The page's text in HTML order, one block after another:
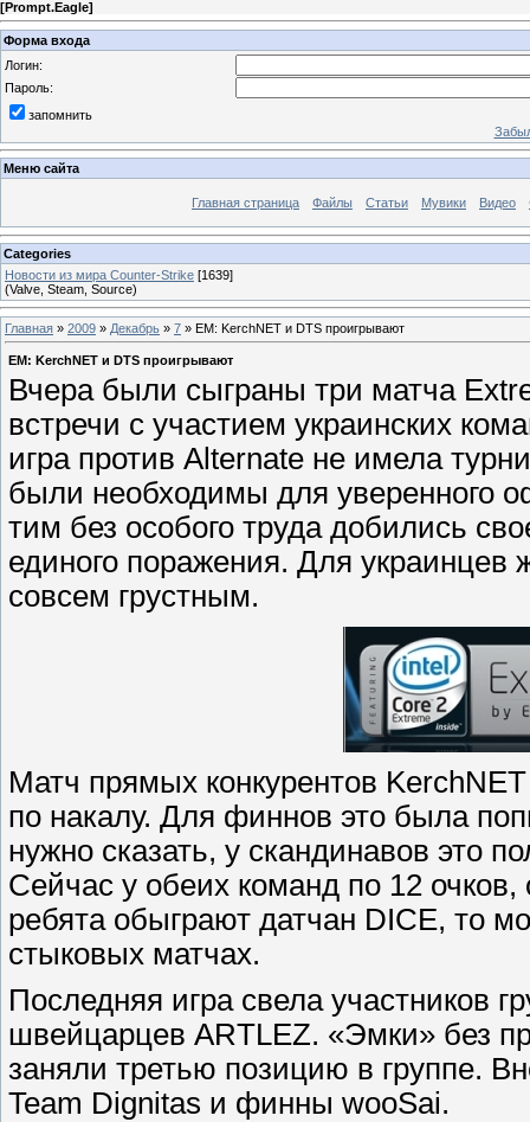
[Prompt.Eagle]
Форма входа
Логин:
Пароль:
запомнить
Меню сайта
Главная страница Файлы Статьи Мувики Видео
Categories
Новости из мира Counter-Strike [1639]
(Valve, Steam, Source)
Главная » 2009 » Декабрь » 7 » EM: KerchNET и DTS проигрывают
EM: KerchNET и DTS проигрывают
Вчера были сыграны три матча
встречи с участием украинских
игра против Alternate не имела
были необходимы для уверенного
тим без особого труда добились
единого поражения. Для украинцев
совсем грустным.
Матч прямых конкурентов
по накалу. Для финнов это была
нужно сказать, у скандинавов это
Сейчас у обеих команд по 12 очков,
ребята обыграют датчан DICE, то
стыковых матчах.
Последняя игра свела участников
швейцарцев ARTLEZ. «Эмки» без
заняли третью позицию в группе.
Team Dignitas и финны wooSai.